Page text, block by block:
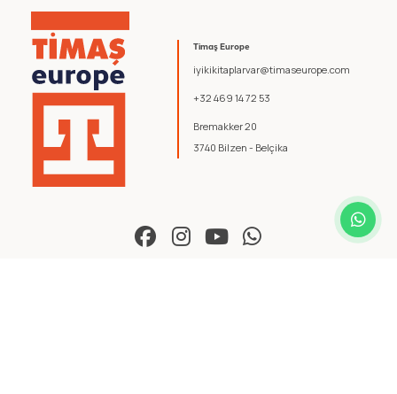
Timaş Europe
iyikikitaplarvar@timaseurope.com
+32 469 14 72 53
Bremakker 20
3740 Bilzen - Belçika